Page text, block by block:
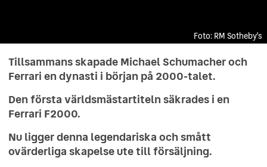
RM Sotheby’s
RM Sotheby’s
RM Sotheby’s
RM Sotheby’s
RM Sotheby’s
RM Sotheby’s
RM Sotheby’s
RM Sotheby’s
RM Sotheby’s
Tillsammans skapade Michael Schumacher och
Ferrari en dynasti i början på 2000-talet.
Den första världsmästartiteln säkrades i en
Ferrari F2000.
Nu ligger denna legendariska och smått
ovärderliga skapelse ute till försäljning.